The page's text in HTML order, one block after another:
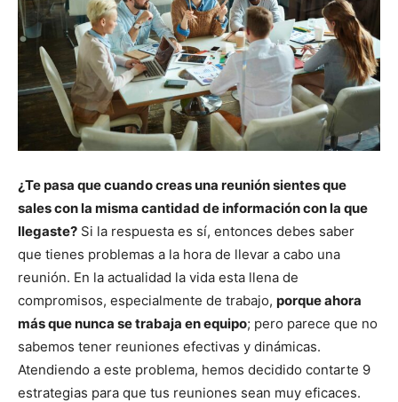
¿Te pasa que cuando creas una reunión sientes que
sales con la misma cantidad de información con la que
llegaste? Si la respuesta es sí, entonces debes saber
que tienes problemas a la hora de llevar a cabo una
reunión. En la actualidad la vida esta llena de
compromisos, especialmente de trabajo, porque ahora
más que nunca se trabaja en equipo; pero parece que no
sabemos tener reuniones efectivas y dinámicas.
Atendiendo a este problema, hemos decidido contarte 9
estrategias para que tus reuniones sean muy eficaces.